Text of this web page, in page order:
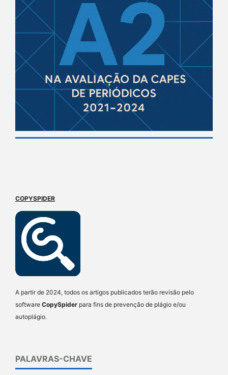
COPYSPIDER
A partir de 2024, todos os artigos publicados terão revisão pelo
software CopySpider para fins de prevenção de plágio e/ou
autoplágio.
PALAVRAS-CHAVE